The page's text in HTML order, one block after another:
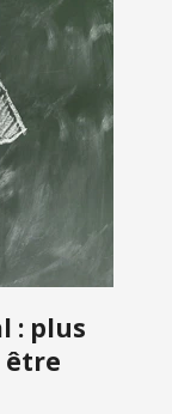
: plus
être